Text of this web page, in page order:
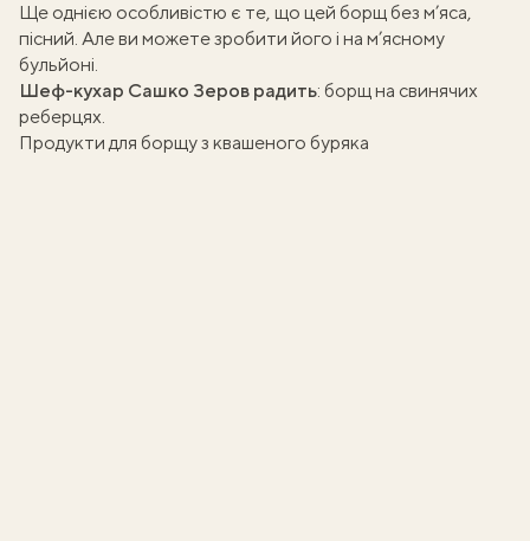
Ще однією особливістю є те, що цей борщ без м’яса,
пісний. Але ви можете зробити його і на м’ясному
бульйоні.
Шеф-кухар Сашко Зеров радить: борщ на свинячих
реберцях.
Продукти для борщу з квашеного буряка